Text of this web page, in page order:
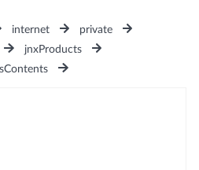
internet
private
jnxProducts